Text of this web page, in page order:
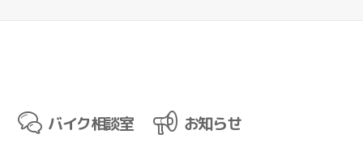
バイク相談室 お知らせ